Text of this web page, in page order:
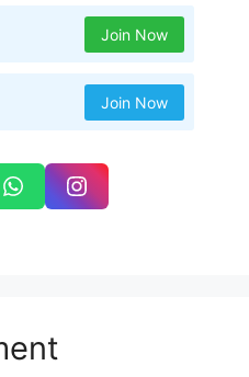
Join Now
Join Now